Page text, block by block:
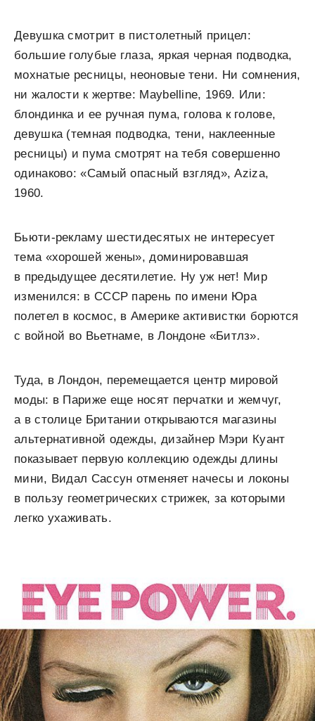
Девушка смотрит в пистолетный прицел:
большие голубые глаза, яркая черная подводка,
мохнатые ресницы, неоновые тени. Ни сомнения,
ни жалости к жертве: Maybelline, 1969. Или:
блондинка и ее ручная пума, голова к голове,
девушка (темная подводка, тени, наклеенные
ресницы) и пума смотрят на тебя совершенно
одинаково: «Самый опасный взгляд», Aziza,
1960.
Бьюти-рекламу шестидесятых не интересует
тема «хорошей жены», доминировавшая
в предыдущее десятилетие. Ну уж нет! Мир
изменился: в СССР парень по имени Юра
полетел в космос, в Америке активистки борются
с войной во Вьетнаме, в Лондоне «Битлз».
Туда, в Лондон, перемещается центр мировой
моды: в Париже еще носят перчатки и жемчуг,
а в столице Британии открываются магазины
альтернативной одежды, дизайнер Мэри Куант
показывает первую коллекцию одежды длины
мини, Видал Сассун отменяет начесы и локоны
в пользу геометрических стрижек, за которыми
легко ухаживать.